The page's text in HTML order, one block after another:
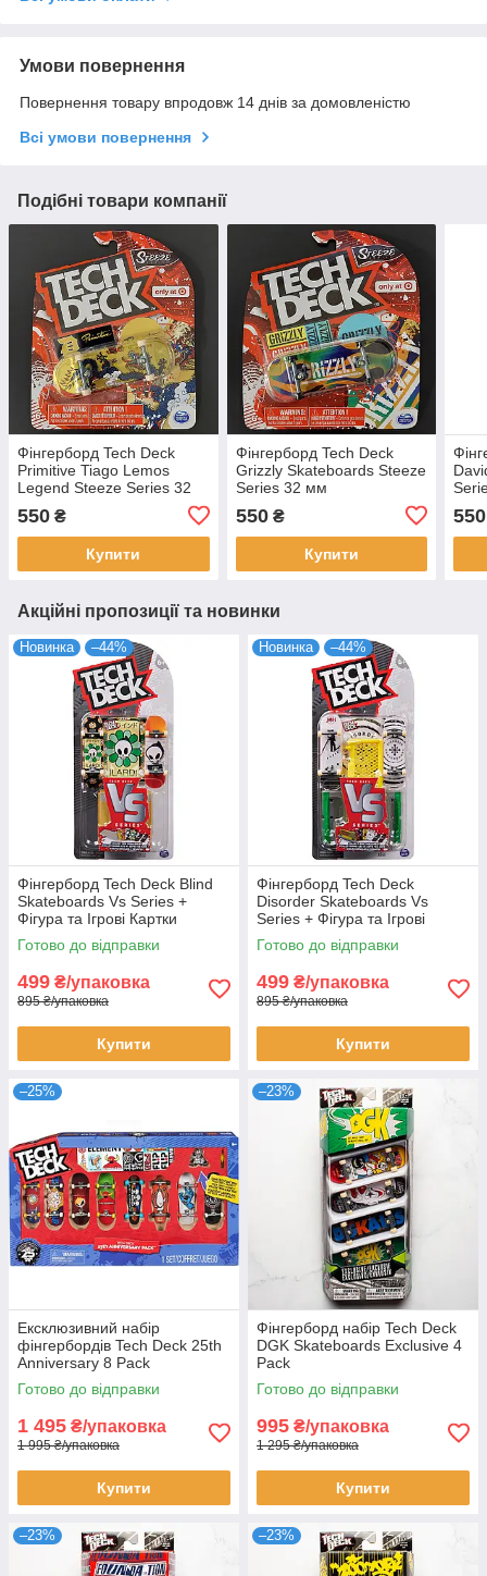
Умови повернення
Повернення товару впродовж 14 днів за домовленістю
Всі умови повернення
Подібні товари компанії
Фінгерборд Tech Deck
Primitive Tiago Lemos
Legend Steeze Series 32
550 ₴
Купити
Фінгерборд Tech Deck
Grizzly Skateboards Steeze
Series 32 мм
550₴
Купити
550
Акційні пропозиції та новинки
Новинка –44%
Фінгерборд Tech Deck Blind
Skateboards Vs Series +
Фігура та Ігрові Картки
(уцінка, пошкоджена
упаковка)
Готово до відправки
499 ₴/упаковка
895 ₴/упаковка
Купити
Новинка –44%
Фінгерборд Tech Deck
Disorder Skateboards Vs
Series + Фігура та Ігрові
Картки (уцінка, пошкоджена
упаковка)
Готово до відправки
499 ₴/упаковка
895 ₴/упаковка
Купити
–25%
Ексклюзивний набір
фінгербордів Tech Deck 25th
Anniversary 8 Pack
Готово до відправки
1 495 ₴/упаковка
1 995 ₴/упаковка
Купити
–23%
Фінгерборд набір Tech Deck
DGK Skateboards Exclusive 4
Pack
Готово до відправки
995 ₴/упаковка
1 295 ₴/упаковка
Купити
–23% –23%